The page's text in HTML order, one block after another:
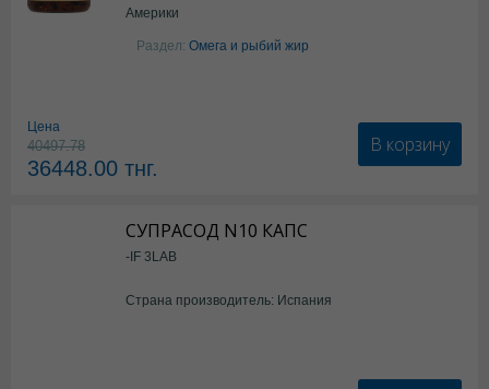
Америки
Раздел: Омега и рыбий жир
Цена
40497.78
36448.00 тнг.
В корзину
СУПРАСОД N10 КАПС
-IF 3LAB
Страна производитель: Испания